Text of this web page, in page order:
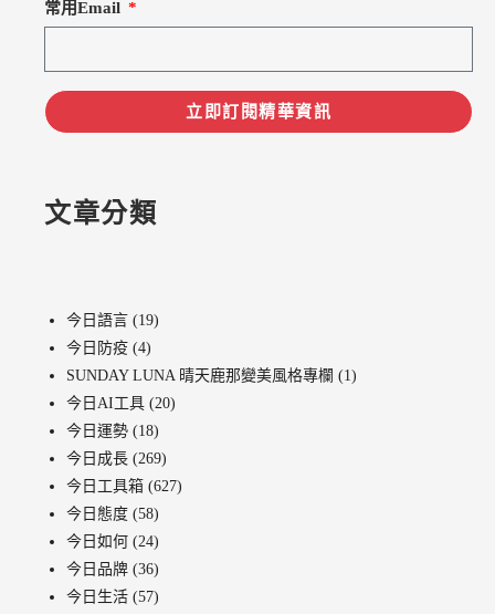
常用Email
立即訂閱精華資訊
文章分類
今日語言 (19)
今日防疫 (4)
SUNDAY LUNA 晴天鹿那變美風格專欄 (1)
今日AI工具 (20)
今日運勢 (18)
今日成長 (269)
今日工具箱 (627)
今日態度 (58)
今日如何 (24)
今日品牌 (36)
今日生活 (57)